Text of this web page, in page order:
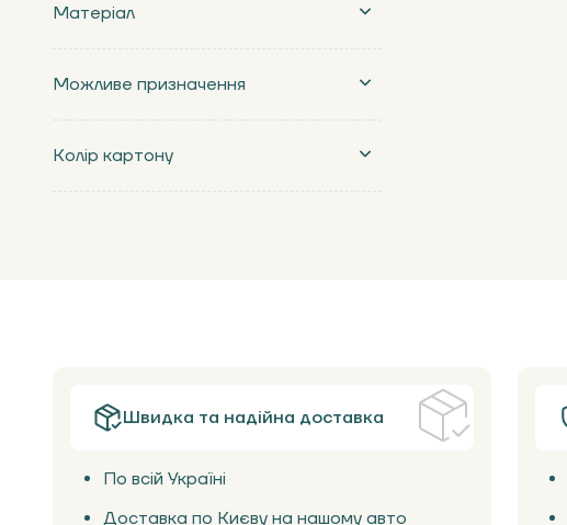
Матеріал
Можливе призначення
Колір картону
Швидка та надійна доставка
По всій Україні
Доставка по Києву на нашому авто